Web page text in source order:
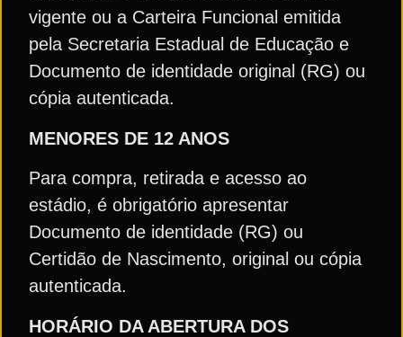
vigente ou a Carteira Funcional emitida
pela Secretaria Estadual de Educação e
Documento de identidade original (RG) ou
cópia autenticada.
MENORES DE 12 ANOS
Para compra, retirada e acesso ao
estádio, é obrigatório apresentar
Documento de identidade (RG) ou
Certidão de Nascimento, original ou cópia
autenticada.
HORÁRIO DA ABERTURA DOS